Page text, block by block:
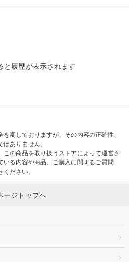
と履歴が表示されます
期しておりますが、その内容の正確性、
ありません。
の商品を取り扱うストアによって運営さ
いる内容や商品、ご購入に関するご質問
ださい。
ージトップへ